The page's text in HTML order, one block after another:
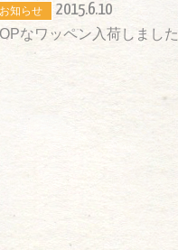
お知らせ 2015.6.10
なワッペン入荷しました